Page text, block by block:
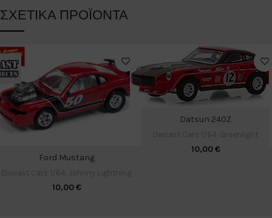
ΣΧΕΤΙΚΆ ΠΡΟΪΌΝΤΑ
Ford Mustang
10,00€
Datsun 240Z
10,00€